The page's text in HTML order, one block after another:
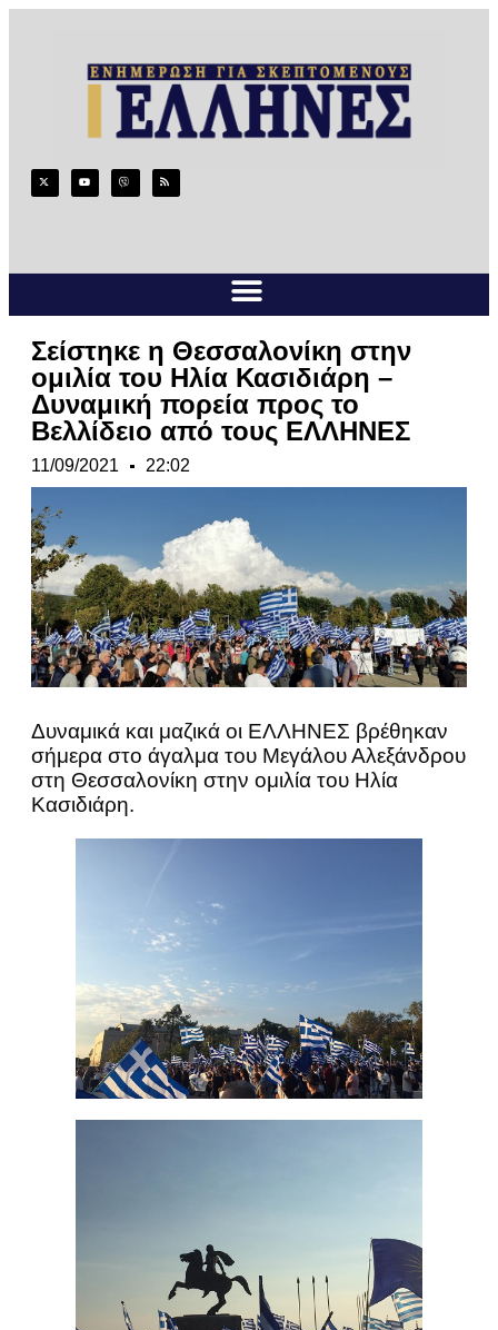
Σείστηκε η Θεσσαλονίκη στην
ομιλία του Ηλία Κασιδιάρη –
Δυναμική πορεία προς το
Βελλίδειο από τους ΕΛΛΗΝΕΣ
11/09/2021 22:02
Δυναμικά και μαζικά οι ΕΛΛΗΝΕΣ βρέθηκαν
σήμερα στο άγαλμα του Μεγάλου Αλεξάνδρου
στη Θεσσαλονίκη στην ομιλία του Ηλία
Κασιδιάρη.